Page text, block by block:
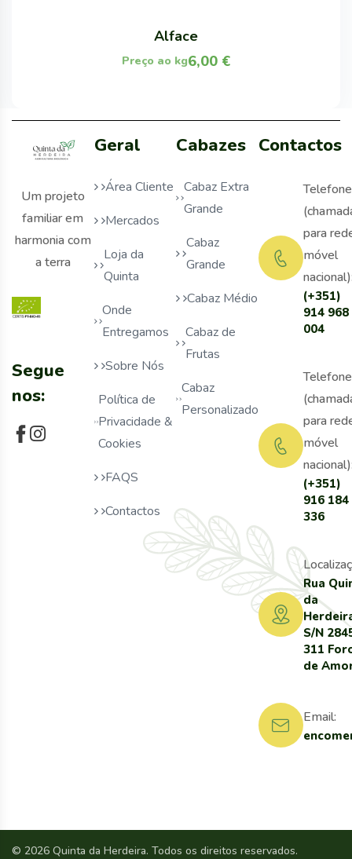
Alface
6,00 €
Preço ao kg
Um projeto
familiar em
harmonia com
a terra
Segue
nos:
Geral
Área Cliente
Mercados
Loja da
Quinta
Onde
Entregamos
Sobre Nós
Política de
Privacidade &
Cookies
FAQS
Contactos
Cabazes
Cabaz Extra
Grande
Cabaz
Grande
Cabaz Médio
Cabaz de
Frutas
Cabaz
Personalizado
Contactos
(+351)
914 968
004
Telefone
para
móvel
(+351)
916 184
336
Telefone
para
móvel
Rua
da
S/N
311
de
Email:
© 2026 Quinta da Herdeira. Todos os direitos reservados.